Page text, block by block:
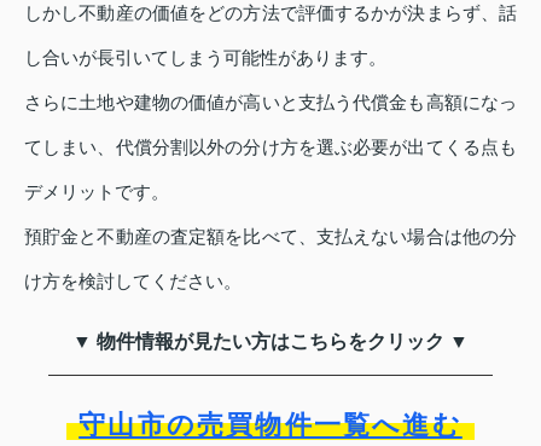
しかし不動産の価値をどの方法で評価するかが決まらず、話
し合いが長引いてしまう可能性があります。
さらに土地や建物の価値が高いと支払う代償金も高額になっ
てしまい、代償分割以外の分け方を選ぶ必要が出てくる点も
デメリットです。
預貯金と不動産の査定額を比べて、支払えない場合は他の分
け方を検討してください。
▼ 物件情報が見たい方はこちらをクリック ▼
守山市の売買物件一覧へ進む